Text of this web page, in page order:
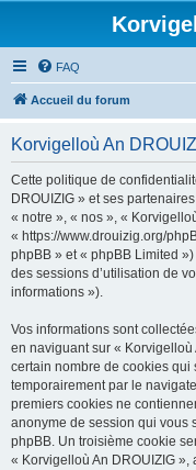
FAQ
Accueil du forum
Korvigelloù An
Cette politique de
DROUIZIG » et ses
« notre », « nos », «
« https://www.drouizig.org/
phpBB » et « phpBB Limited
des sessions d’utilisation de
informations »).
Vos informations sont
en naviguant sur «
certain nombre de cookies
temporairement par le
premiers cookies ne
anonyme de session qui vous
phpBB. Un troisième cookie
« Korvigelloù An DROUIZIG